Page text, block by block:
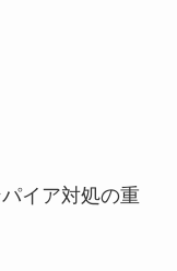
イア対処の重